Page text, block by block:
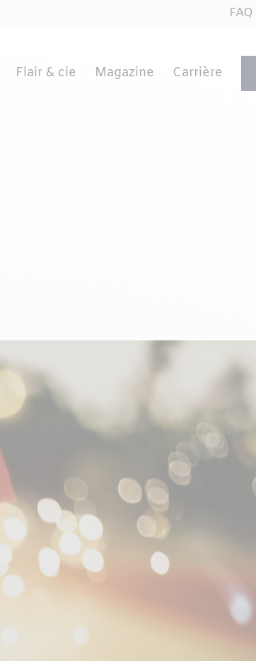
FAQ
Flair & cie Magazine Carrière